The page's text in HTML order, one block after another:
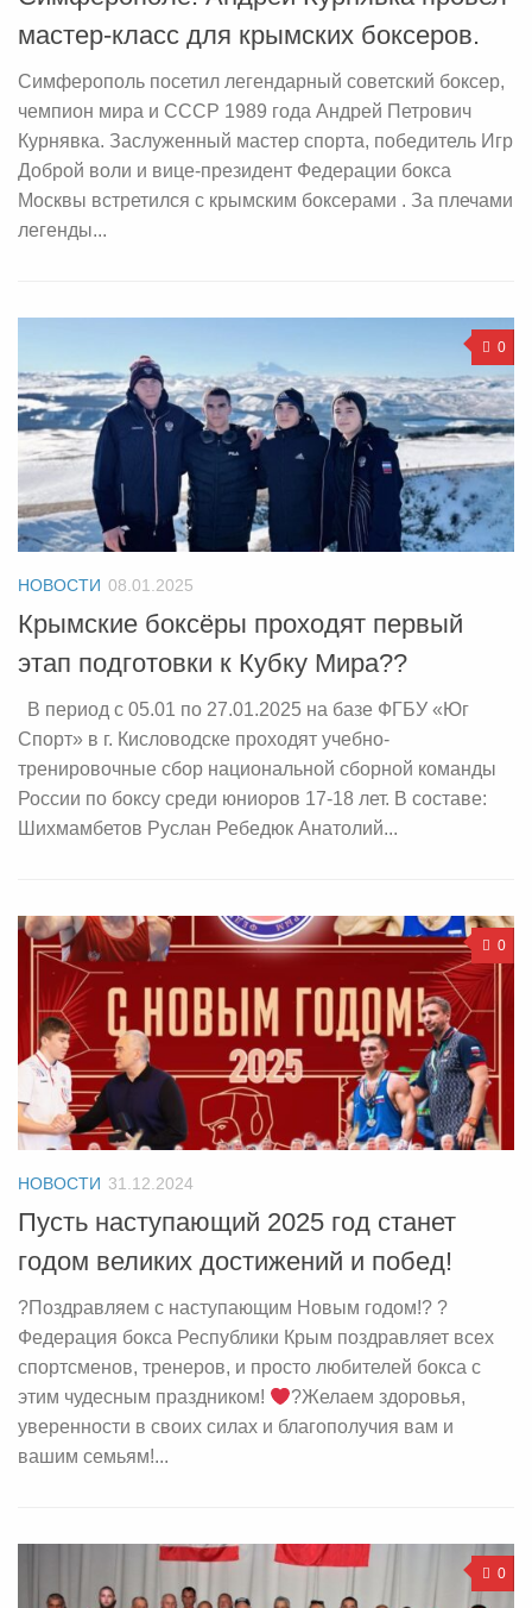
мастер-класс для крымских боксеров.
Симферополь посетил легендарный советский боксер,
чемпион мира и СССР 1989 года Андрей Петрович
Курнявка. Заслуженный мастер спорта, победитель Игр
Доброй воли и вице-президент Федерации бокса
Москвы встретился с крымским боксерами . За плечами
легенды...
0
НОВОСТИ 08.01.2025
Крымские боксёры проходят первый
этап подготовки к Кубку Мира??
В период с 05.01 по 27.01.2025 на базе ФГБУ «Юг
Спорт» в г. Кисловодске проходят учебно-
тренировочные сбор национальной сборной команды
России по боксу среди юниоров 17-18 лет. В составе:
Шихмамбетов Руслан Ребедюк Анатолий...
0
НОВОСТИ 31.12.2024
Пусть наступающий 2025 год станет
годом великих достижений и побед!
?Поздравляем с наступающим Новым годом!? ?
Федерация бокса Республики Крым поздравляет всех
спортсменов, тренеров, и просто любителей бокса с
этим чудесным праздником!
?Желаем здоровья,
уверенности в своих силах и благополучия вам и
вашим семьям!...
0